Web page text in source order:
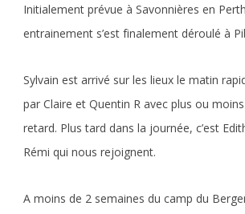
Initialement prévue à Savonnières en
entrainement s’est finalement déroulé à
Sylvain est arrivé sur les lieux le matin
par Claire et Quentin R avec plus ou
retard. Plus tard dans la journée, c’est
Rémi qui nous rejoignent.
A moins de 2 semaines du camp du